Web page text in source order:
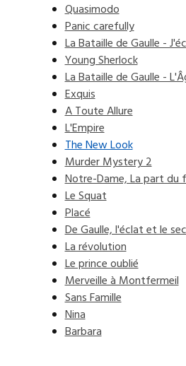
Quasimodo
Panic carefully
La Bataille de Gaulle -
Young Sherlock
La Bataille de Gaulle -
Exquis
A Toute Allure
L'Empire
The New Look
Murder Mystery 2
Notre-Dame, La part du
Le Squat
Placé
De Gaulle, l'éclat et le
La révolution
Le prince oublié
Merveille à Montfermeil
Sans Famille
Nina
Barbara